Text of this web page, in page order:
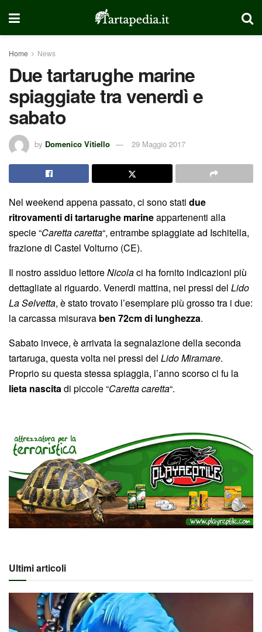
Home News
Due tartarughe marine
spiaggiate tra venerdì e
sabato
by Domenico Vitiello 29 Maggio 2017
Nel weekend appena passato, ci sono stati due
ritrovamenti di tartarughe marineappartenenti alla
specie “Caretta caretta“, entrambe spiaggiate ad Ischitella,
frazione di Castel Volturno (CE).
Il nostro assiduo lettoreNicolaci ha fornito indicazioni più
dettagliate al riguardo. Venerdi mattina, nei pressi del Lido
La Selvetta, è stato trovato l’esemplare più grosso tra i due:
la carcassa misurava ben 72cm di lunghezza.
Sabato invece, è arrivata la segnalazione della seconda
tartaruga, questa volta nei pressi del Lido Miramare.
Proprio su questa stessa spiaggia, l’anno scorso ci fu la
lieta nascitadi piccole “Caretta caretta“.
Ultimi articoli